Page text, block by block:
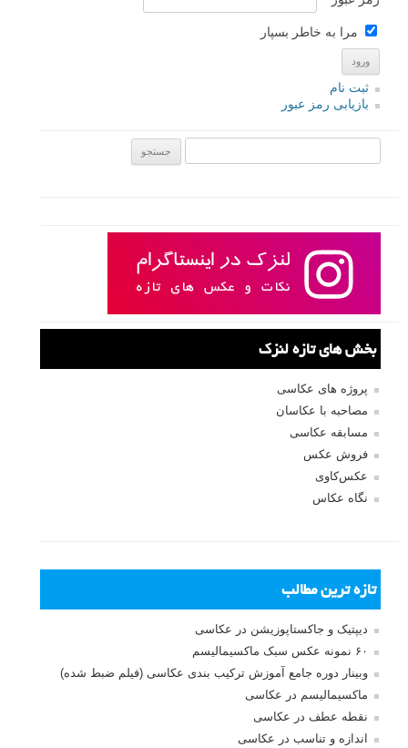
این قابلیت ها از تعویض پذیری لنز آن سرچشمه می گیرند. در این آموزش
صفحات: ۱ ۲ بعدی
نام کاربری
مرا به خاطر بسپار
بازیابی رمز عبور
بخش های تازه لنزک